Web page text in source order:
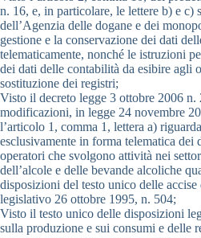
n. 16, e, in particolare, le lettere b) e c)
dell’Agenzia delle dogane e dei
gestione e la conservazione dei dati
telematicamente, nonché le istruzioni
dei dati delle contabilità da esibire agli
sostituzione dei registri;
Visto il decreto legge 3 ottobre 2006 n.
modificazioni, in legge 24 novembre
l’articolo 1, comma 1, lettera a)
esclusivamente in forma telematica
operatori che svolgono attività nei
dell’alcole e delle bevande alcoliche
disposizioni del testo unico delle
legislativo 26 ottobre 1995, n. 504;
Visto il testo unico delle disposizioni
sulla produzione e sui consumi e delle